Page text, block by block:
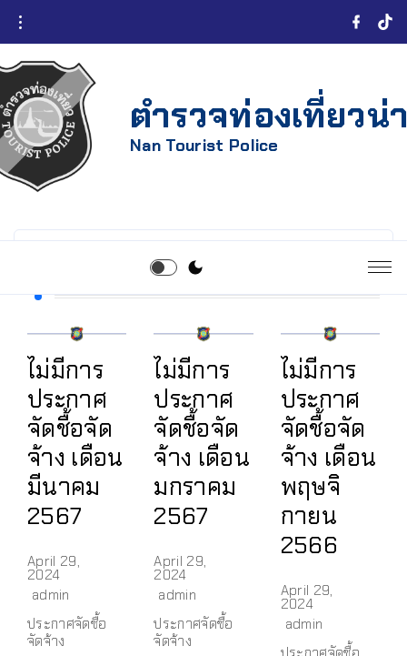
ตำรวจท่องเที่ยวน่
Nan Tourist Police
ไม่มีการ
ประกาศ
จัดชื้อจัด
จ้าง เดือน
มีนาคม
2567
April 29,
2024
admin
ประกาศจัดซื้อ
จัดจ้าง
ไม่มีการ
ประกาศ
จัดชื้อจัด
จ้าง เดือน
มกราคม
2567
April 29,
2024
admin
ประกาศจัดซื้อ
จัดจ้าง
ไม่มีการ
ประกาศ
จัดชื้อจัด
จ้าง เดือน
พฤษจิ
กายน
2566
April 29,
2024
admin